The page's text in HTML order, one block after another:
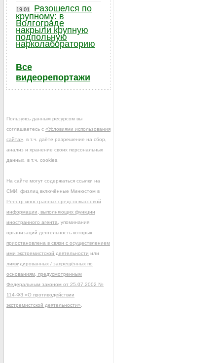
19.01
Разошелся по
крупному: в
Волгограде
накрыли крупную
подпольную
нарколабораторию
Все
видеорепортажи
Пользуясь данным ресурсом вы
соглашаетесь с «Условиями использования
сайта» , в т.ч. даёте разрешение на сбор,
анализ и хранение своих персональных
данных, в т.ч. cookies.
На сайте могут содержаться ссылки на
СМИ, физлиц включённые Минюстом в
Реестр иностранных средств массовой
информации, выполняющих функции
иностранного агента , упоминания
организаций деятельность которых
приостановлена в связи с осуществлением
ими экстремистской деятельности или
ликвидированных / запрещённых по
основаниям, предусмотренным
Федеральным законом от 25.07.2002 №
114-ФЗ «О противодействии
экстремистской деятельности»